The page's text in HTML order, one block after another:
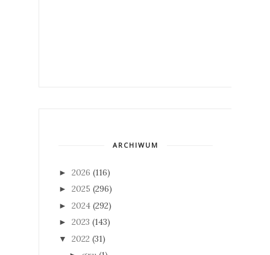
ARCHIWUM
► 2026 (116)
► 2025 (296)
► 2024 (292)
► 2023 (143)
▼ 2022 (31)